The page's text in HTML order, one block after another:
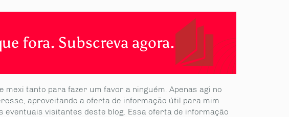
fora. Subscreva agora.
mexi tanto para fazer um favor a ninguém. Apenas agi no
aproveitando a oferta de informação útil para mim
eventuais visitantes deste blog. Essa oferta de informação